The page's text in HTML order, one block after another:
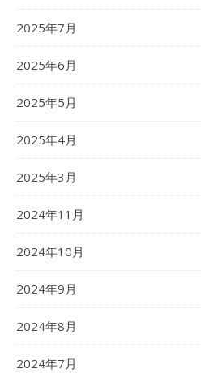
2025年7月
2025年6月
2025年5月
2025年4月
2025年3月
2024年11月
2024年10月
2024年9月
2024年8月
2024年7月